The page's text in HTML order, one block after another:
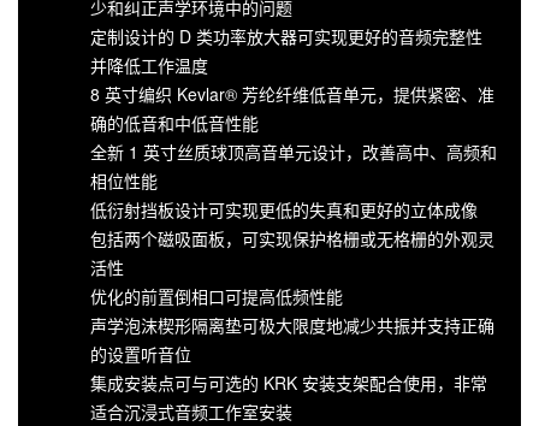
少和纠正声学环境中的问题
定制设计的 D 类功率放大器可实现更好的音频完整性
并降低工作温度
8 英寸编织 Kevlar® 芳纶纤维低音单元，提供紧密、准
确的低音和中低音性能
全新 1 英寸丝质球顶高音单元设计，改善高中、高频和
相位性能
低衍射挡板设计可实现更低的失真和更好的立体成像
包括两个磁吸面板，可实现保护格栅或无格栅的外观灵
活性
优化的前置倒相口可提高低频性能
声学泡沫楔形隔离垫可极大限度地减少共振并支持正确
的设置听音位
集成安装点可与可选的 KRK 安装支架配合使用，非常
适合沉浸式音频工作室安装